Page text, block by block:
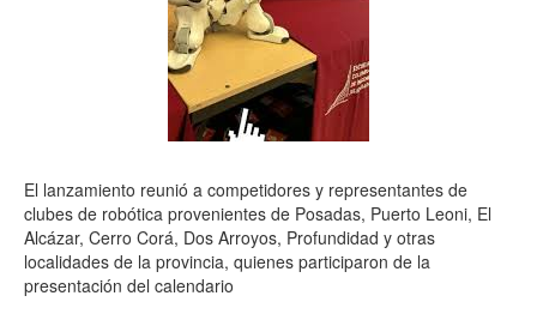
El lanzamiento reunió a competidores y representantes de
clubes de robótica provenientes de Posadas, Puerto Leoni, El
Alcázar, Cerro Corá, Dos Arroyos, Profundidad y otras
localidades de la provincia, quienes participaron de la
presentación del calendario